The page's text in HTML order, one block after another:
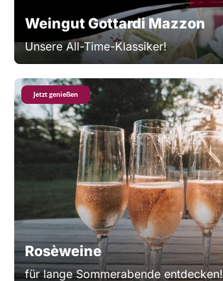
Weingut Gottardi Mazzon
Unsere All-Time-Klassiker!
Rosèweine
für lange Sommerabende entdecken!
Jetzt genießen